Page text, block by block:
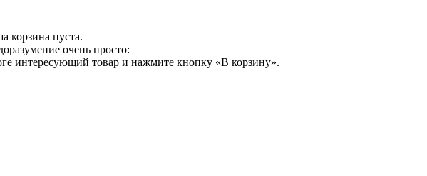
корзина пуста.
очень просто:
интересующий товар и нажмите кнопку «В корзину».